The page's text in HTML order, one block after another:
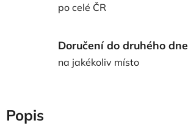
po celé ČR
Doručení do druhého dne
na jakékoliv místo
Popis